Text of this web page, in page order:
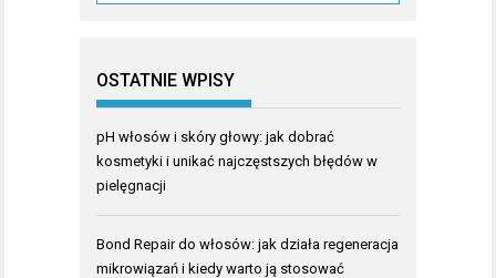
OSTATNIE WPISY
pH włosów i skóry głowy: jak dobrać
kosmetyki i unikać najczęstszych błędów w
pielęgnacji
Bond Repair do włosów: jak działa regeneracja
mikrowiązań i kiedy warto ją stosować